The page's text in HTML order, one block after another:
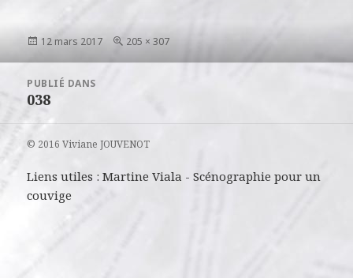
Publié
12 mars 2017
Taille
205 × 307
l’article
PUBLIÉ DANS
038
© 2016 Viviane JOUVENOT
Liens utiles :Martine Viala -Scénographie pour un
couvige